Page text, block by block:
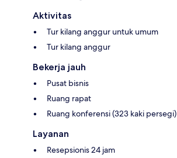
Aktivitas
Tur kilang anggur untuk umum
Tur kilang anggur
Bekerja jauh
Pusat bisnis
Ruang rapat
Ruang konferensi (323 kaki persegi)
Layanan
Resepsionis 24 jam